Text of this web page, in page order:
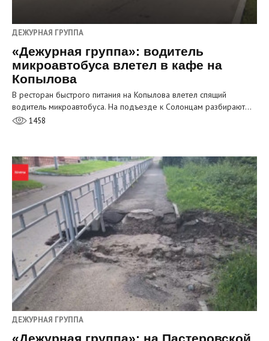
ДЕЖУРНАЯ ГРУППА
«Дежурная группа»: водитель
микроавтобуса влетел в кафе на
Копылова
В ресторан быстрого питания на Копылова влетел спящий
водитель микроавтобуса. На подъезде к Солонцам разбирают…
1458
ДЕЖУРНАЯ ГРУППА
«Дежурная группа»: на Пастеровской